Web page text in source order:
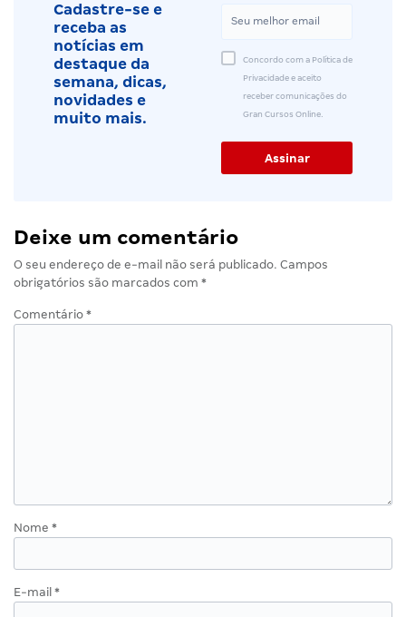
Cadastre-se e
receba as
notícias em
destaque da
semana, dicas,
novidades e
muito mais.
Concordo com a Política de
Privacidade e aceito
receber comunicações do
Gran Cursos Online.
Deixe um comentário
O seu endereço de e-mail não será publicado. Campos
obrigatórios são marcados com *
Comentário *
Nome *
E-mail *